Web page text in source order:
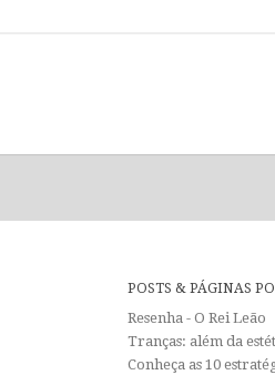
POSTS & PÁGINAS
Resenha - O Rei Leão
Tranças: além da
Conheça as 10